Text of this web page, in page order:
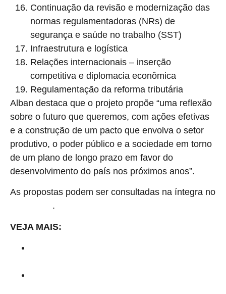
Continuação da revisão e modernização das
normas regulamentadoras (NRs) de
segurança e saúde no trabalho (SST)
Infraestrutura e logística
Relações internacionais – inserção
competitiva e diplomacia econômica
Regulamentação da reforma tributária
Alban destaca que o projeto propõe “uma reflexão
sobre o futuro que queremos, com ações efetivas
e a construção de um pacto que envolva o setor
produtivo, o poder público e a sociedade em torno
de um plano de longo prazo em favor do
desenvolvimento do país nos próximos anos”.
As propostas podem ser consultadas na íntegra no
.
VEJA MAIS: